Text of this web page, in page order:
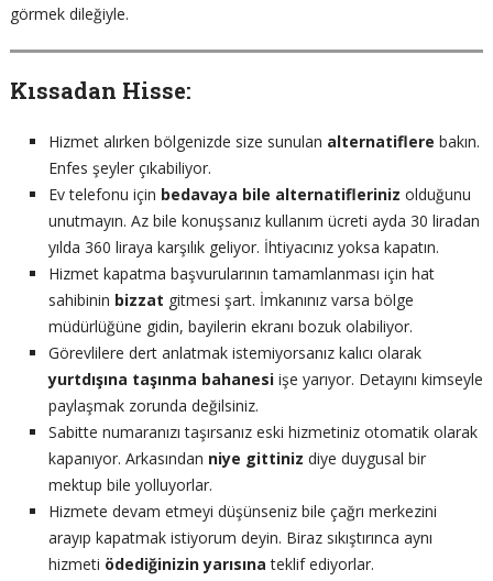
görmek dileğiyle.
Kıssadan Hisse:
Hizmet alırken bölgenizde size sunulan alternatiflere bakın.
Enfes şeyler çıkabiliyor.
Ev telefonu için bedavaya bile alternatifleriniz olduğunu
unutmayın. Az bile konuşsanız kullanım ücreti ayda 30 liradan
yılda 360 liraya karşılık geliyor. İhtiyacınız yoksa kapatın.
Hizmet kapatma başvurularının tamamlanması için hat
sahibinin bizzat gitmesi şart. İmkanınız varsa bölge
müdürlüğüne gidin, bayilerin ekranı bozuk olabiliyor.
Görevlilere dert anlatmak istemiyorsanız kalıcı olarak
yurtdışına taşınma bahanesiişe yarıyor. Detayını kimseyle
paylaşmak zorunda değilsiniz.
Sabitte numaranızı taşırsanız eski hizmetiniz otomatik olarak
kapanıyor. Arkasından niye gittiniz diye duygusal bir
mektup bile yolluyorlar.
Hizmete devam etmeyi düşünseniz bile çağrı merkezini
arayıp kapatmak istiyorum deyin. Biraz sıkıştırınca aynı
hizmeti ödediğinizin yarısına teklif ediyorlar.